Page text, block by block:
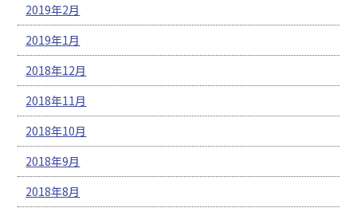
2019年2月
2019年1月
2018年12月
2018年11月
2018年10月
2018年9月
2018年8月